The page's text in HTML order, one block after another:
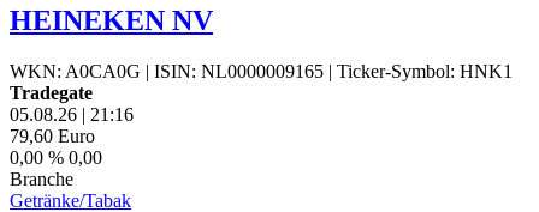
HEINEKEN NV
WKN: A0CA0G | ISIN: NL0000009165 | Ticker-Symbol: HNK1
Tradegate
05.08.26 | 21:16
79,60 Euro
0,00 % 0,00
Branche
Getränke/Tabak